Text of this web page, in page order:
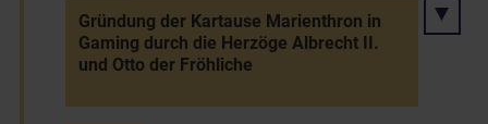
Gründung der Kartause Marienthron in
Gaming durch die Herzöge Albrecht II.
und Otto der Fröhliche